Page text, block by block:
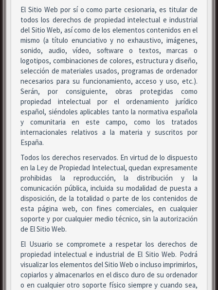
El Sitio Web por sí o como parte cesionaria, es titular de
todos los derechos de propiedad intelectual e industrial
del Sitio Web, así como de los elementos contenidos en el
mismo (a título enunciativo y no exhaustivo, imágenes,
sonido, audio, vídeo, software o textos, marcas o
logotipos, combinaciones de colores, estructura y diseño,
selección de materiales usados, programas de ordenador
necesarios para su funcionamiento, acceso y uso, etc.).
Serán, por consiguiente, obras protegidas como
propiedad intelectual por el ordenamiento jurídico
español, siéndoles aplicables tanto la normativa española
y comunitaria en este campo, como los tratados
internacionales relativos a la materia y suscritos por
España.
Todos los derechos reservados. En virtud de lo dispuesto
en la Ley de Propiedad Intelectual, quedan expresamente
prohibidas la reproducción, la distribución y la
comunicación pública, incluida su modalidad de puesta a
disposición, de la totalidad o parte de los contenidos de
esta página web, con fines comerciales, en cualquier
soporte y por cualquier medio técnico, sin la autorización
de El Sitio Web.
El Usuario se compromete a respetar los derechos de
propiedad intelectual e industrial de El Sitio Web. Podrá
visualizar los elementos del Sitio Web o incluso imprimirlos,
copiarlos y almacenarlos en el disco duro de su ordenador
o en cualquier otro soporte físico siempre y cuando sea,